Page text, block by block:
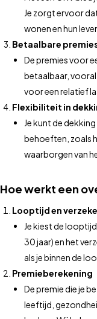
Je zorgt ervoor
wonen en hun
Betaalbare
De premies voor
betaalbaar, vooral
voor een relatief
Flexibiliteit in
Je kunt de
behoeften, zoals
waarborgen van
Hoe werkt een
Looptijd en
Je kiest de
30 jaar) en het
als je binnen de
Premieberekening
De premie die je
leeftijd,